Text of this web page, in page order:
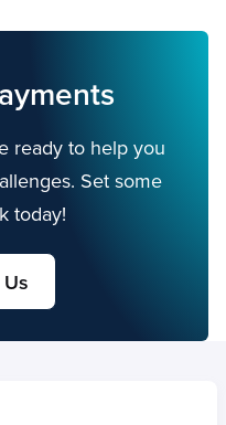
ready to help you
Set some
today!